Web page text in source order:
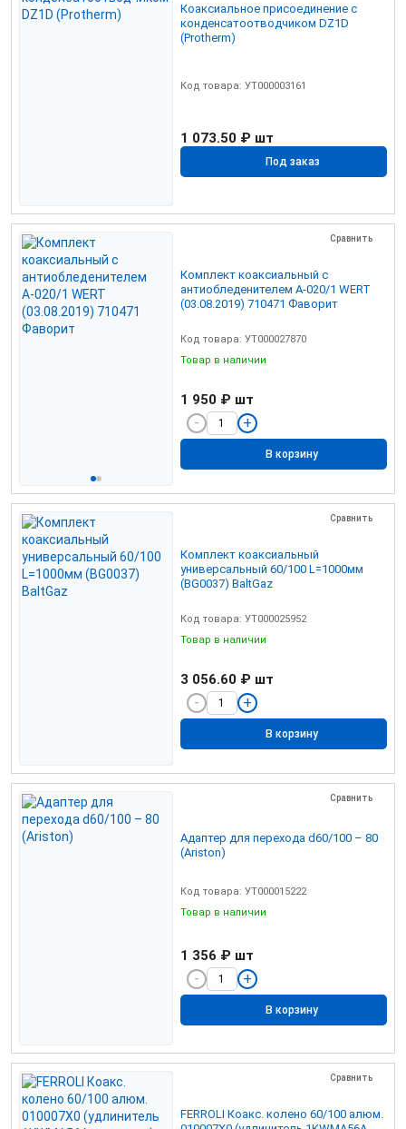
Коаксиальное присоединение с
конденсатоотводчиком DZ1D
(Protherm)
Код товара: УТ000003161
1 073.50 ₽ шт
Под заказ
Сравнить
Комплект коаксиальный с
антиобледенителем А-020/1 WERT
(03.08.2019) 710471 Фаворит
Код товара: УТ000027870
Товар в наличии
1 950 ₽ шт
В корзину
Сравнить
Комплект коаксиальный
универсальный 60/100 L=1000мм
(BG0037) BaltGaz
Код товара: УТ000025952
Товар в наличии
3 056.60 ₽ шт
В корзину
Сравнить
Адаптер для перехода d60/100 – 80
(Ariston)
Код товара: УТ000015222
Товар в наличии
1 356 ₽ шт
В корзину
Сравнить
FERROLI Коакс. колено 60/100 алюм.